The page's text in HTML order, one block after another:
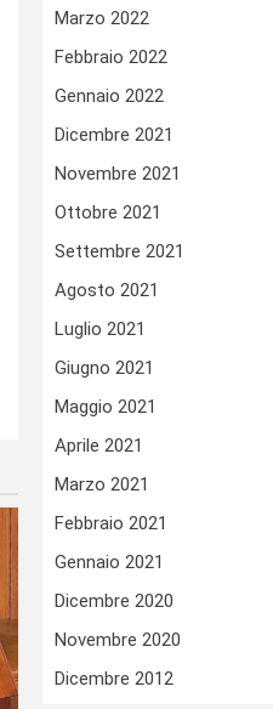
Marzo 2022
Febbraio 2022
Gennaio 2022
Dicembre 2021
Novembre 2021
Ottobre 2021
Settembre 2021
Agosto 2021
Luglio 2021
Giugno 2021
Maggio 2021
Aprile 2021
Marzo 2021
Febbraio 2021
Gennaio 2021
Dicembre 2020
Novembre 2020
Dicembre 2012